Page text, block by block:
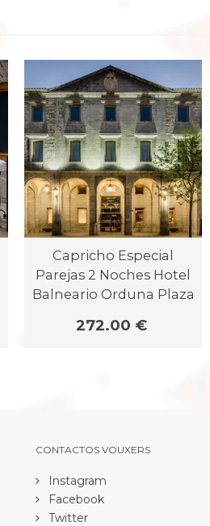
Capricho Especial
Parejas 2 Noches Hotel
Balneario Orduna Plaza
272.00 €
CONTACTOS VOUXERS
Instagram
Facebook
Twitter